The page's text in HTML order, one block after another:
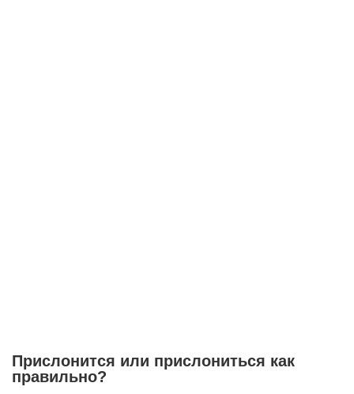
Прислонится или прислониться как
правильно?